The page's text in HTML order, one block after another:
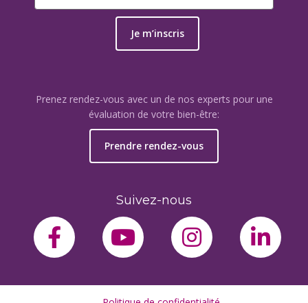
Je m’inscris
Prenez rendez-vous avec un de nos experts pour une
évaluation de votre bien-être:
Prendre rendez-vous
Suivez-nous
facebook-fyoutubeinstagram